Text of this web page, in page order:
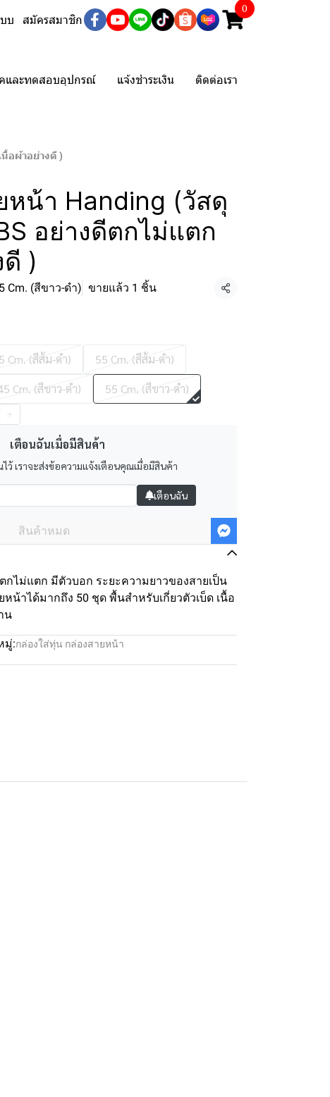
บ สมัครสมาชิก
0
และทดสอบอุปกรณ์ แจ้งชำระเงิน ติดต่อเรา
อผ้าอย่างดี )
หน้า Handing (วัสดุ
อย่างดีตกไม่แตก
)
Cm. (สีขาว-ดำ) ขายแล้ว 1 ชิ้น แชร์
Cm. (สีส้ม-ดำ)
55 Cm. (สีส้ม-ดำ)
Cm. (สีขาว-ดำ) 55 Cm. (สีขาว-ดำ)
เตือนฉันเมื่อมีสินค้า
ว้ เราจะส่งข้อความแจ้งเตือนคุณเมื่อมีสินค้า
เตือนฉัน
สินค้าหมด
กไม่แตก มีตัวบอก ระยะความยาวของสายเป็น
น้าได้มากถึง 50 ชุด พื้นสำหรับเกี่ยวตัวเบ็ด เนื้อ
น
มู่:กล่องใส่ทุ่น กล่องสายหน้า